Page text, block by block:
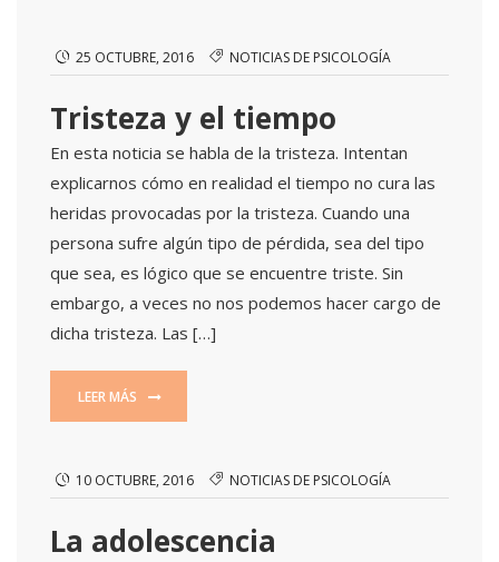
25 OCTUBRE, 2016 NOTICIAS DE PSICOLOGÍA
Tristeza y el tiempo
En esta noticia se habla de la tristeza. Intentan
explicarnos cómo en realidad el tiempo no cura las
heridas provocadas por la tristeza. Cuando una
persona sufre algún tipo de pérdida, sea del tipo
que sea, es lógico que se encuentre triste. Sin
embargo, a veces no nos podemos hacer cargo de
dicha tristeza. Las […]
LEER MÁS
10 OCTUBRE, 2016 NOTICIAS DE PSICOLOGÍA
La adolescencia